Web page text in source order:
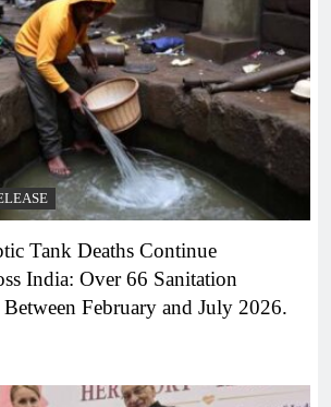
Tank Deaths Continue
India: Over 66 Sanitation
February and July 2026.